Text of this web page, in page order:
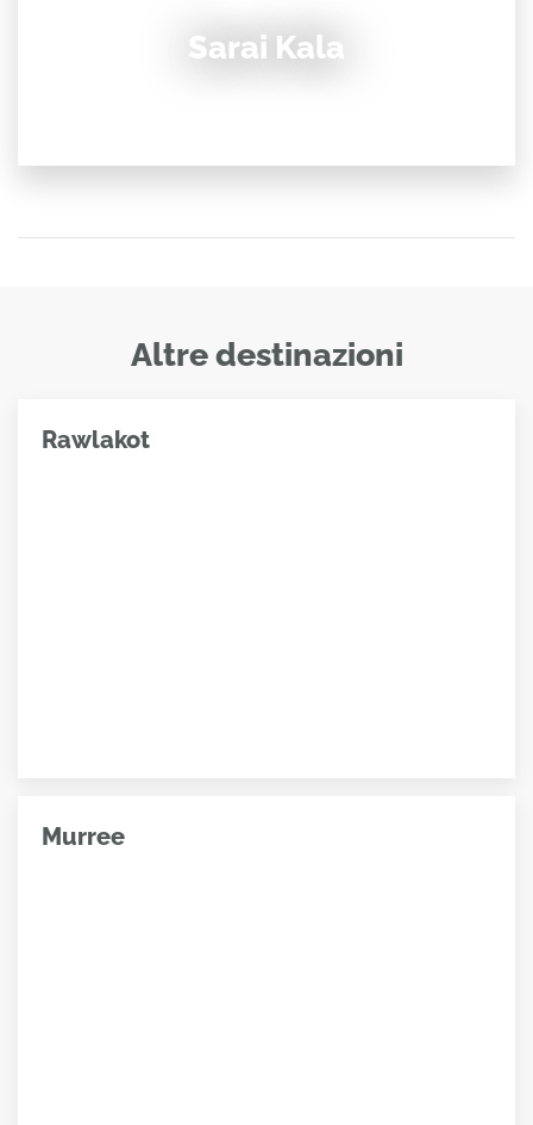
Sarai Kala
Altre destinazioni
Rawlakot
Murree